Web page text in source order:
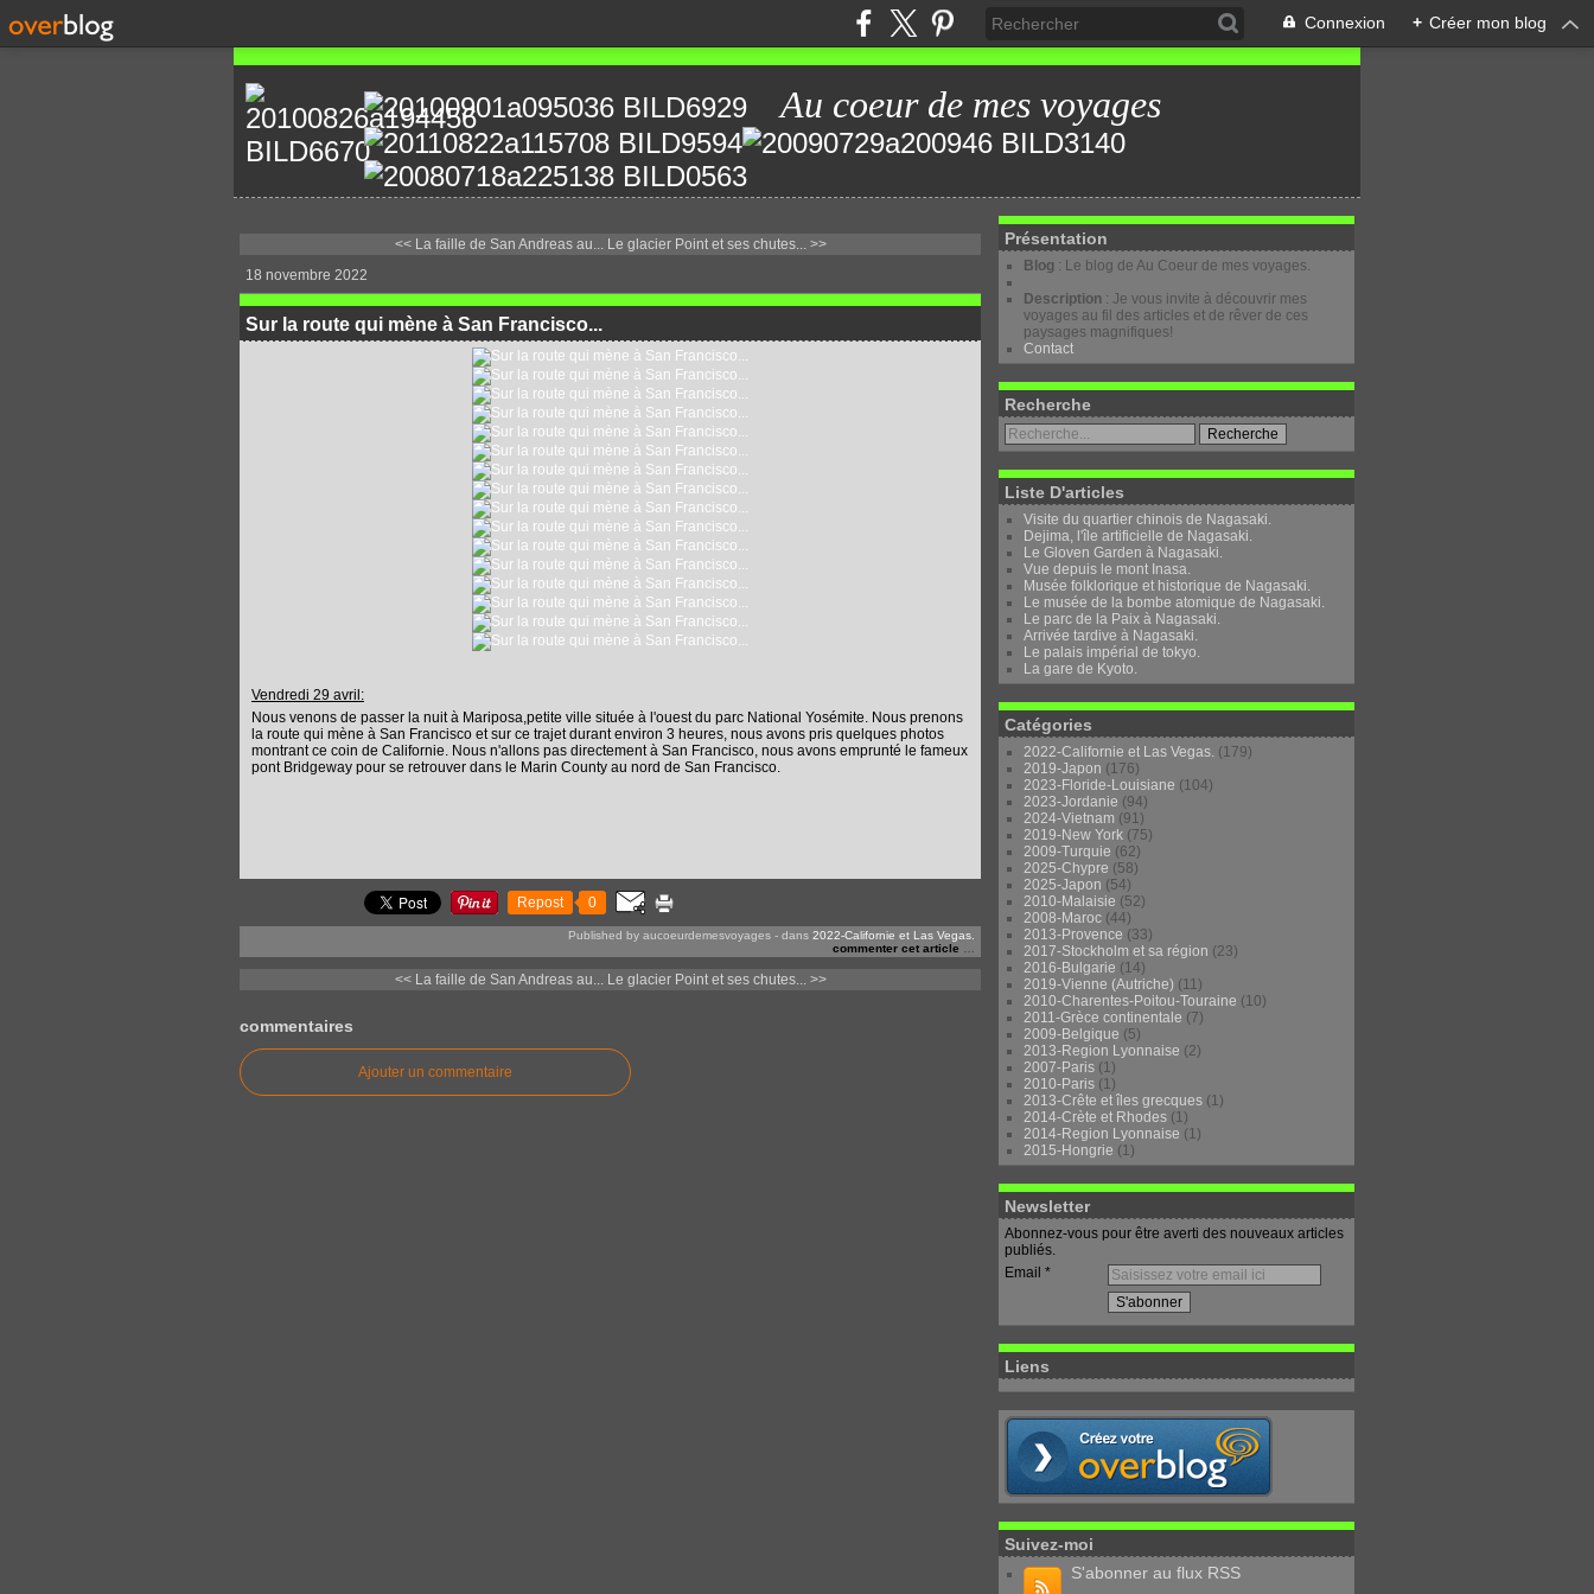
Connexion + Créer mon blog
Au coeur de mes voyages
<< La faille de San Andreas au... Le glacier Point et ses chutes... >>
18 novembre 2022
Sur la route qui mène à San Francisco...
Vendredi 29 avril:
Nous venons de passer la nuit à Mariposa,petite ville située à l'ouest du parc National Yosémite. Nous prenons
la route qui mène à San Francisco et sur ce trajet durant environ 3 heures, nous avons pris quelques photos
montrant ce coin de Californie. Nous n'allons pas directement à San Francisco, nous avons emprunté le fameux
pont Bridgeway pour se retrouver dans le Marin County au nord de San Francisco.
Repost 0
Published by aucoeurdemesvoyages - dans 2022-Californie et Las Vegas.
commenter cet article
<< La faille de San Andreas au... Le glacier Point et ses chutes... >>
commentaires
Ajouter un commentaire
Présentation
Blog : Le blog de Au Coeur de mes voyages.
Description : Je vous invite à découvrir mes
voyages au fil des articles et de rêver de ces
paysages magnifiques!
Contact
Recherche
Liste D'articles
Visite du quartier chinois de Nagasaki.
Dejima, l'île artificielle de Nagasaki.
Le Gloven Garden à Nagasaki.
Vue depuis le mont Inasa.
Musée folklorique et historique de Nagasaki.
Le musée de la bombe atomique de Nagasaki.
Le parc de la Paix à Nagasaki.
Arrivée tardive à Nagasaki.
Le palais impérial de tokyo.
La gare de Kyoto.
Catégories
2022-Californie et Las Vegas. (179)
2019-Japon (176)
2023-Floride-Louisiane (104)
2023-Jordanie (94)
2024-Vietnam (91)
2019-New York (75)
2009-Turquie (62)
2025-Chypre (58)
2025-Japon (54)
2010-Malaisie (52)
2008-Maroc (44)
2013-Provence (33)
2017-Stockholm et sa région (23)
2016-Bulgarie (14)
2019-Vienne (Autriche) (11)
2010-Charentes-Poitou-Touraine (10)
2011-Grèce continentale (7)
2009-Belgique (5)
2013-Region Lyonnaise (2)
2007-Paris (1)
2010-Paris (1)
2013-Crête et îles grecques (1)
2014-Crète et Rhodes (1)
2014-Region Lyonnaise (1)
2015-Hongrie (1)
Newsletter
Abonnez-vous pour être averti des nouveaux articles
publiés.
Email
Liens
Suivez-moi
S'abonner au flux RSS